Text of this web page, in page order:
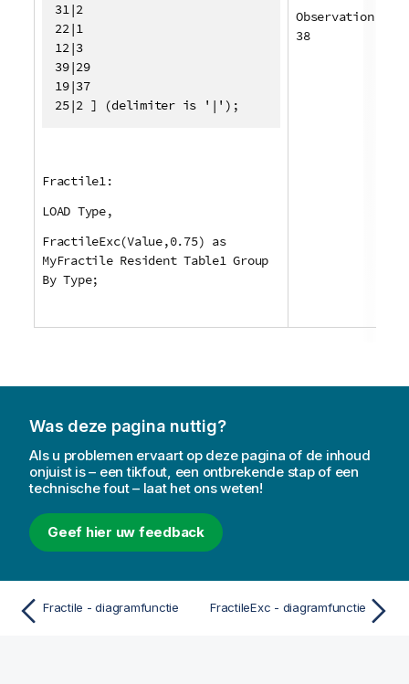
31|2
22|1
12|3
39|29
19|37
25|2 ] (delimiter is '|');
Fractile1:
LOAD Type,
FractileExc(Value,0.75) as
MyFractile Resident Table1 Group
By Type;
Observation
38
Was deze pagina nuttig?
Als u problemen ervaart op deze pagina of de inhoud
onjuist is – een tikfout, een ontbrekende stap of een
technische fout – laat het ons weten!
Geef hier uw feedback
Fractile - diagramfunctie FractileExc - diagramfunctie